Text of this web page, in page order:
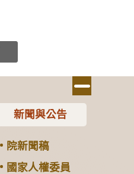
新聞與公告
院新聞稿
國家人權委員